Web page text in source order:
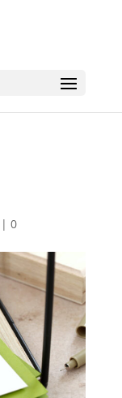
| 0